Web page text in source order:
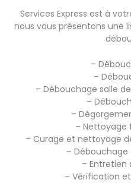
Services Express est à
nous vous présentons une
–
–
– Débouchage salle
–
–
– Nettoyage
– Curage et nettoyage
– Débouchage
– Entretien
– Vérification